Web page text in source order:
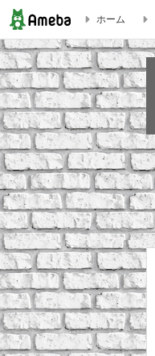
blast
ホーム